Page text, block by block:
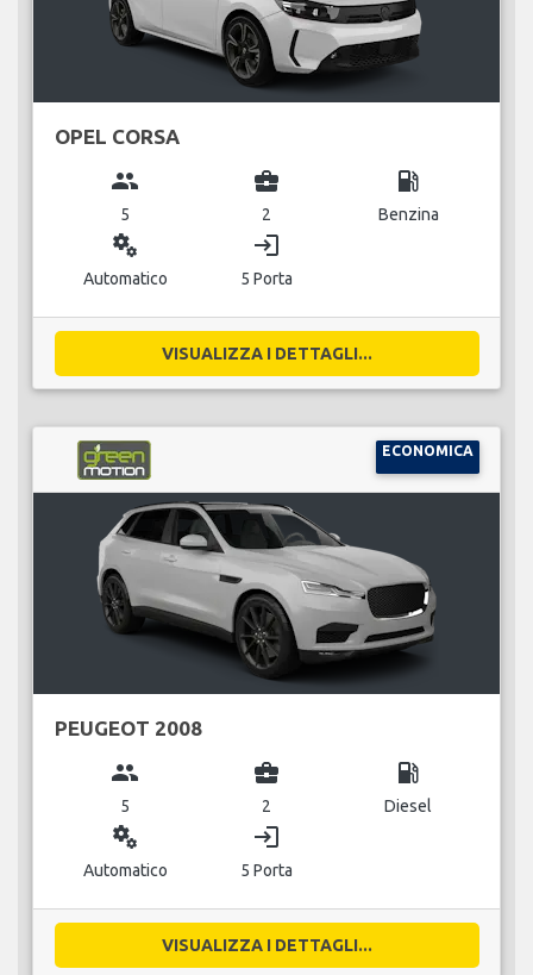
OPEL CORSA
group
5
business_center
2
local_gas_station
Benzina
miscellaneous_services
Automatico
login
5 Porta
VISUALIZZA I DETTAGLI...
ECONOMICA
PEUGEOT 2008
group
5
business_center
2
local_gas_station
Diesel
miscellaneous_services
Automatico
login
5 Porta
VISUALIZZA I DETTAGLI...